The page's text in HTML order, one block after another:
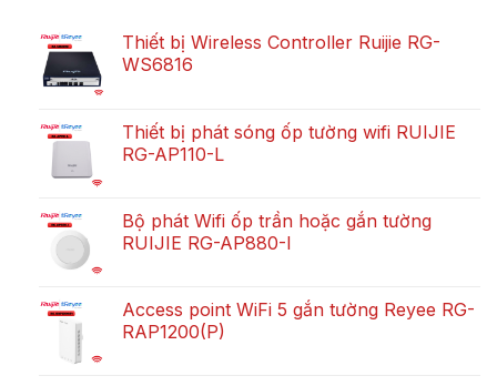
Thiết bị Wireless Controller Ruijie RG-
WS6816
Thiết bị phát sóng ốp tường wifi RUIJIE
RG-AP110-L
Bộ phát Wifi ốp trần hoặc gắn tường
RUIJIE RG-AP880-I
Access point WiFi 5 gắn tường Reyee RG-
RAP1200(P)